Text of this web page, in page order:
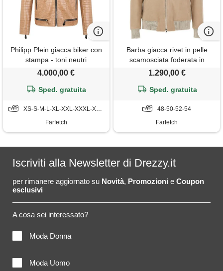
Philipp Plein giacca biker con
stampa - toni neutri
4.000,00 €
Sped. gratuita
XS-S-M-L-XL-XXL-XXXL-XXXXL-5XL
Farfetch
Barba giacca rivet in pelle
scamosciata foderata in
shearling - toni neutri
1.290,00 €
Sped. gratuita
48-50-52-54
Farfetch
Iscriviti alla Newsletter di Drezzy.it
per rimanere aggiornato su Novità, Promozioni e Coupon
esclusivi
A cosa sei interessato?
Moda Donna
Moda Uomo